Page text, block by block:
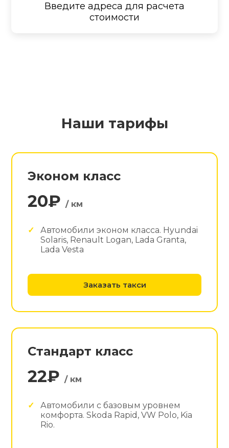
Введите адреса для расчета
стоимости
Наши тарифы
Эконом класс
20₽/ км
Автомобили эконом класса. Hyundai
Solaris, Renault Logan, Lada Granta,
Lada Vesta
Заказать такси
Стандарт класс
22₽/ км
Автомобили с базовым уровнем
комфорта. Skoda Rapid, VW Polo, Kia
Rio.